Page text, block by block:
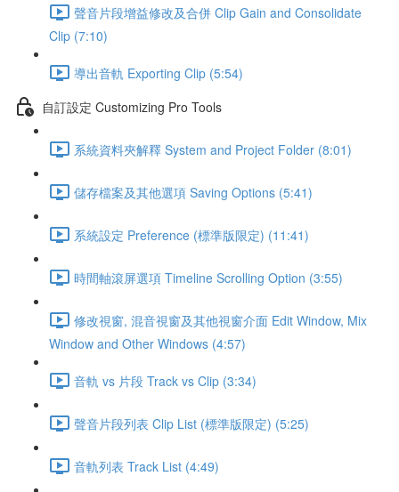
聲音片段增益修改及合併 Clip Gain and Consolidate
Clip (7:10)
導出音軌 Exporting Clip (5:54)
自訂設定 Customizing Pro Tools
系統資料夾解釋 System and Project Folder (8:01)
儲存檔案及其他選項 Saving Options (5:41)
系統設定 Preference (標準版限定) (11:41)
時間軸滾屏選項 Timeline Scrolling Option (3:55)
修改視窗, 混音視窗及其他視窗介面 Edit Window, Mix
Window and Other Windows (4:57)
音軌 vs 片段 Track vs Clip (3:34)
聲音片段列表 Clip List (標準版限定) (5:25)
音軌列表 Track List (4:49)